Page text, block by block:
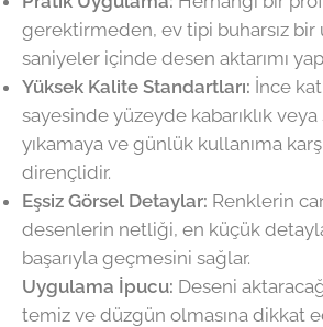
gerektirmeden, ev tipi buharsız bir
saniyeler içinde desen aktarımı
Yüksek Kalite Standartları: İnce
sayesinde yüzeyde kabarıklık
yıkamaya ve günlük kullanıma
dirençlidir.
Eşsiz Görsel Detaylar: Renklerin
desenlerin netliği, en küçük
başarıyla geçmesini sağlar.
Uygulama İpucu: Deseni
temiz ve düzgün olmasına dikkat